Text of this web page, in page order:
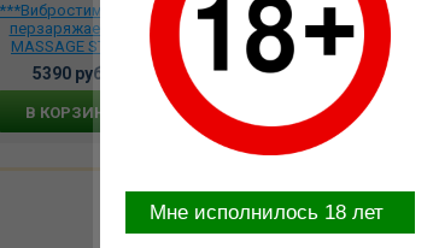
перзаряжаемый
MASSAGE STICK
розовый, 1010-04
5390 руб.
В КОРЗИНУ
Фаллоимитатор 7.5 на
присоске Knight Cock 3D
Triple Density с
подвижной мошонкой,
5296 руб.
В КОРЗИНУ
Mне исполнилось 18 лет